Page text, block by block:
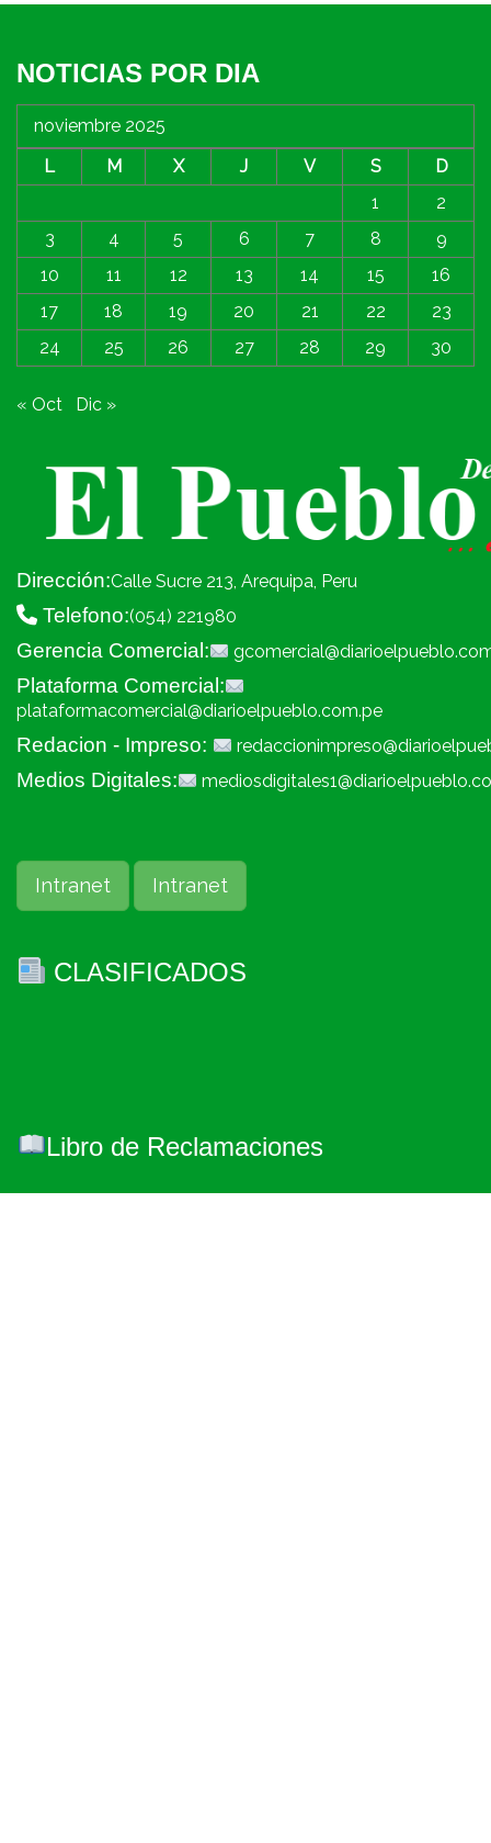
NOTICIAS POR DIA
noviembre 2025
L
M X J V S
D
1
2
3
4 5 6 7 8
9
10
11 12 13 14 15
16
17
18 19 20 21 22
23
24
25 26 27 28 29 30
« Oct Dic »
Dirección:Calle Sucre 213, Arequipa, Peru
Telefono:(054) 221980
Gerencia Comercial:
Plataforma Comercial:
plataformacomercial@diarioelpueblo.com.pe
Redacion - Impreso:
Medios Digitales:
Intranet Intranet
CLASIFICADOS
Libro de Reclamaciones